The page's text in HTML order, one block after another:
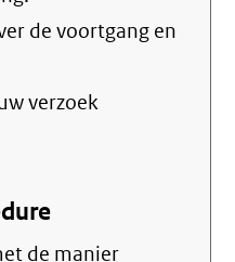
de voortgang en
verzoek
de manier